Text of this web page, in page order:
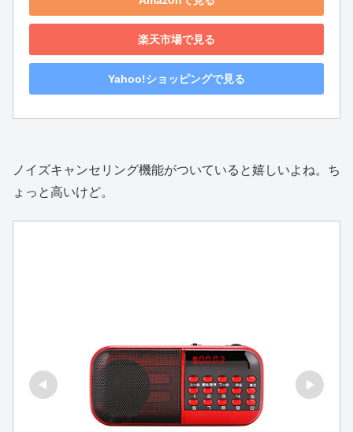
楽天市場で見る
Yahoo!ショッピングで見る
ノイズキャンセリング機能がついていると嬉しいよね。ち
ょっと高いけど。